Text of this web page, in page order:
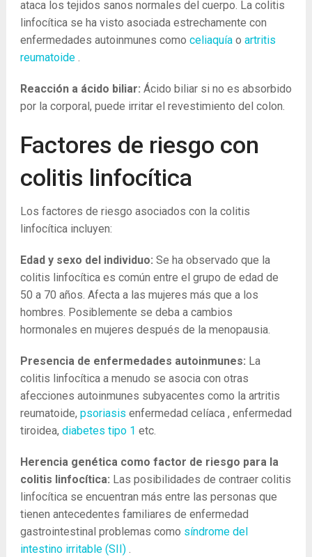
ataca los tejidos sanos normales del cuerpo. La colitis
linfocítica se ha visto asociada estrechamente con
enfermedades autoinmunes como celiaquía o artritis
reumatoide .
Reacción a ácido biliar: Ácido biliar si no es absorbido
por la corporal, puede irritar el revestimiento del colon.
Factores de riesgo con
colitis linfocítica
Los factores de riesgo asociados con la colitis
linfocítica incluyen:
Edad y sexo del individuo: Se ha observado que la
colitis linfocítica es común entre el grupo de edad de
50 a 70 años. Afecta a las mujeres más que a los
hombres. Posiblemente se deba a cambios
hormonales en mujeres después de la menopausia.
Presencia de enfermedades autoinmunes: La
colitis linfocítica a menudo se asocia con otras
afecciones autoinmunes subyacentes como la artritis
reumatoide, psoriasis enfermedad celíaca , enfermedad
tiroidea, diabetes tipo 1 etc.
Herencia genética como factor de riesgo para la
colitis linfocítica: Las posibilidades de contraer colitis
linfocítica se encuentran más entre las personas que
tienen antecedentes familiares de enfermedad
gastrointestinal problemas como síndrome del
intestino irritable (SII) .